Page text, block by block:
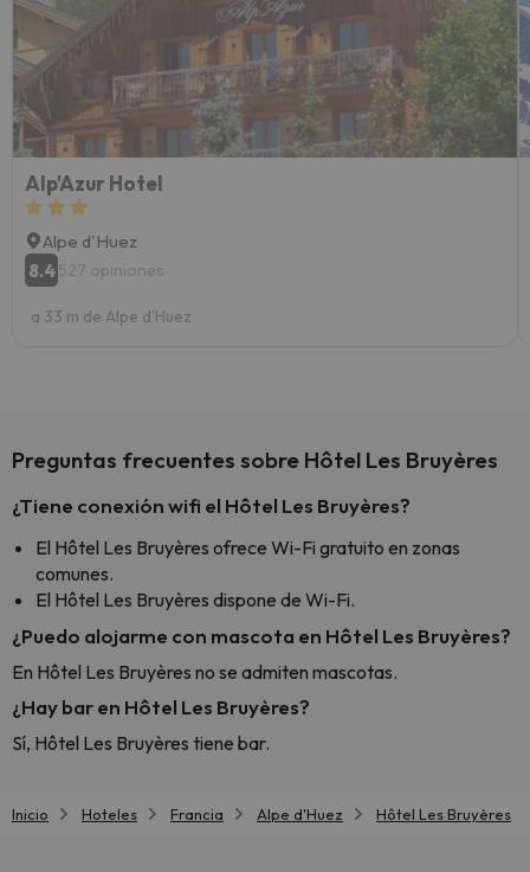
yo.
Alp'Azur Hotel
Alpe d'Huez
8.4527 opiniones
a 33 m de Alpe d'Huez
Preguntas frecuentes sobre Hôtel Les Bruyères
¿Tiene conexión wifi el Hôtel Les Bruyères?
El Hôtel Les Bruyères ofrece Wi-Fi gratuito en zonas
comunes.
El Hôtel Les Bruyères dispone de Wi-Fi.
¿Puedo alojarme con mascota en Hôtel Les Bruyères?
En Hôtel Les Bruyères no se admiten mascotas.
¿Hay bar en Hôtel Les Bruyères?
Sí, Hôtel Les Bruyères tiene bar.
Inicio Hoteles Francia Alpe d'Huez Hôtel Les Bruyères